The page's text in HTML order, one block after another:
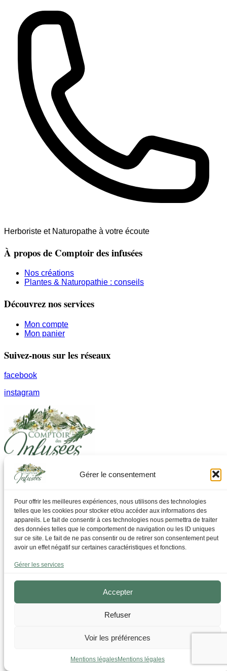
Gérer le consentement
Pour offrir les meilleures expériences, nous utilisons des technologies
telles que les cookies pour stocker et/ou accéder aux informations des
appareils. Le fait de consentir à ces technologies nous permettra de traiter
des données telles que le comportement de navigation ou les ID uniques
sur ce site. Le fait de ne pas consentir ou de retirer son consentement peut
avoir un effet négatif sur certaines caractéristiques et fonctions.
Gérer les services
Accepter
Refuser
Voir les préférences
Mentions légalesMentions légales
Herboriste et Naturopathe à votre écoute
À propos de Comptoir des infusées
Nos créations
Plantes & Naturopathie : conseils
Découvrez nos services
Mon compte
Mon panier
Suivez-nous sur les réseaux
facebook
instagram
Laissez-vous guider pour trouver ce dont vous avez
besoin
Par Thématique
Allergies I Refroidissement
Articulations | os | Muscles
Circulation | Jambes lourdes
Confort urinaire
Détente | Relaxation
Drainage | Perte de poids
Femmes | Cycles
Foie | Métabolisme | Sucres
Immunité | Vitalité
Peau | Ongles | Cheveux
Tisanes bien-être